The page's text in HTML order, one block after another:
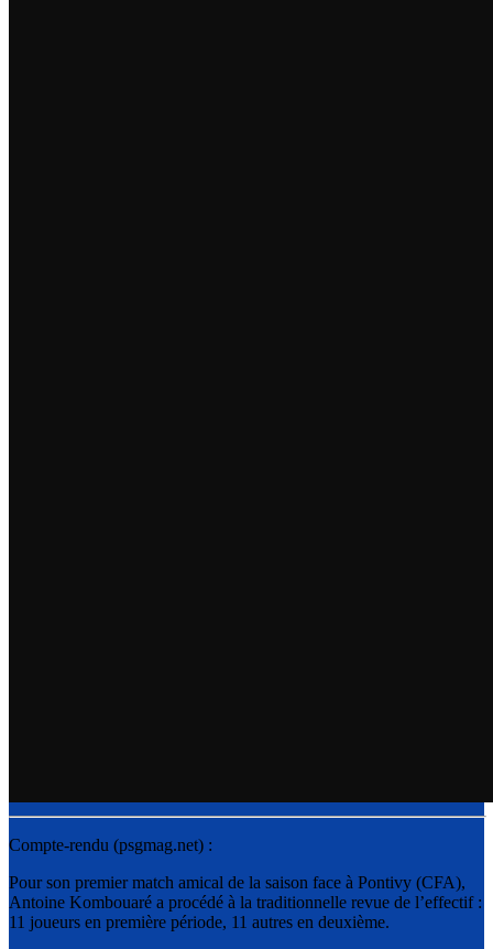
Compte-rendu (psgmag.net) :
Pour son premier match amical de la saison face à Pontivy (CFA),
Antoine Kombouaré a procédé à la traditionnelle revue de l’effectif :
11 joueurs en première période, 11 autres en deuxième.